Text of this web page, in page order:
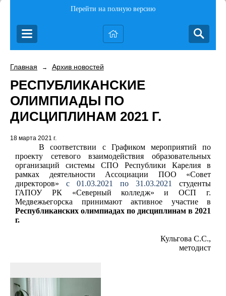
Перейти на полную версию
Главная → Архив новостей
РЕСПУБЛИКАНСКИЕ
ОЛИМПИАДЫ ПО
ДИСЦИПЛИНАМ 2021 Г.
18 марта 2021 г.
В соответствии с Графиком мероприятий по
проекту сетевого взаимодействия образовательных
организаций системы СПО Республики Карелия в
рамках деятельности Ассоциации ПОО «Совет
директоров» с 01.03.2021 по 31.03.2021 студенты
ГАПОУ РК «Северный колледж» и ОСП г.
Медвежьегорска принимают активное участие в
Республиканских олимпиадах по дисциплинам в 2021
г.
Кульгова С.С.,
методист